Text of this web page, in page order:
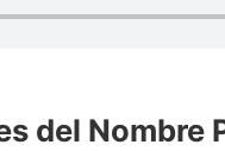
del Nombre